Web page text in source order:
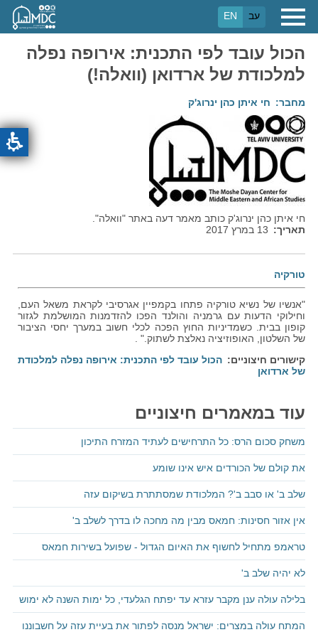
לתוכן
העיקרי
EN עב
הכול עובד לפי התכנית: אירופה נפלה
למלכודת של ארדואן (וואלה!)
מחבר חי איתן כהן ינרוג'ק
חי איתן כהן ינרוג'ק כותב מאמר דעה באתר "וואלה".
תאריך
13 במרץ 2017
טורקיה
"אנשיו של נשיא טורקיה פתחו בקמפיין אגרסיבי לקראת משאל העם,
וחילוקי הדעות עם גרמניה והולנד הפכו להזדמנות המושלמת לגזור
קופון בבית. כשמדיניות החוץ הפכה לכלי חשוב במערך יחסי הציבור
של השלטון, האופוזיציה נאלצת לשתוק." .
קישורים חיצוניים
הכול עובד לפי התכנית: אירופה נפלה למלכודת
של ארדואן
עוד במאמרים חיצוניים
משחק סכום הרס: כל התרחישים לעתיד המזרח התיכון
את קולם של הכורדים איש אינו שומע
שלב ב' או סבב ב'? המלכודת שמסתתרת בשיקום עזה
אין אזור חסינות: חמאס מבין מה מחכה לו בדרך לשלב ב'
טראמפ מתחיל לחשוף את האיום הגדול - שפועל בשירות חמאס
לא יהיה שלב ב'
בלילה עולה ענן מקבר עזרא עד יפתח הגלעדי, כל ימות השנה לא ימוש
המתח עולה במצרים: ישראל מנסה לפתור את בעיית עזה על חשבוננו